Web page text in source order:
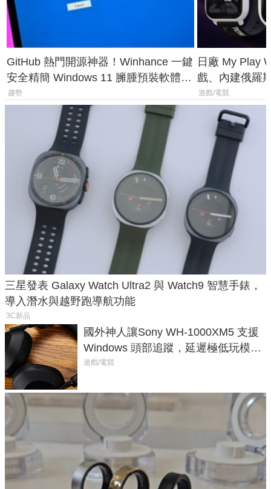
GitHub 熱門開源神器！Winhance 一鍵
安全精簡 Windows 11 臃腫預裝軟體與
後台追蹤
趨勢
日廠 My Play
戲、內建俄羅
過竟然不能連
遊戲/電競
三星發表 Galaxy Watch Ultra2 與 Watch9 智慧手錶，
導入潛水與越野跑導航功能
3C新品
國外神人讓Sony WH-1000XM5 支援
Windows 頭部追蹤，延遲極低玩模擬
飛行超有感
遊戲/電競